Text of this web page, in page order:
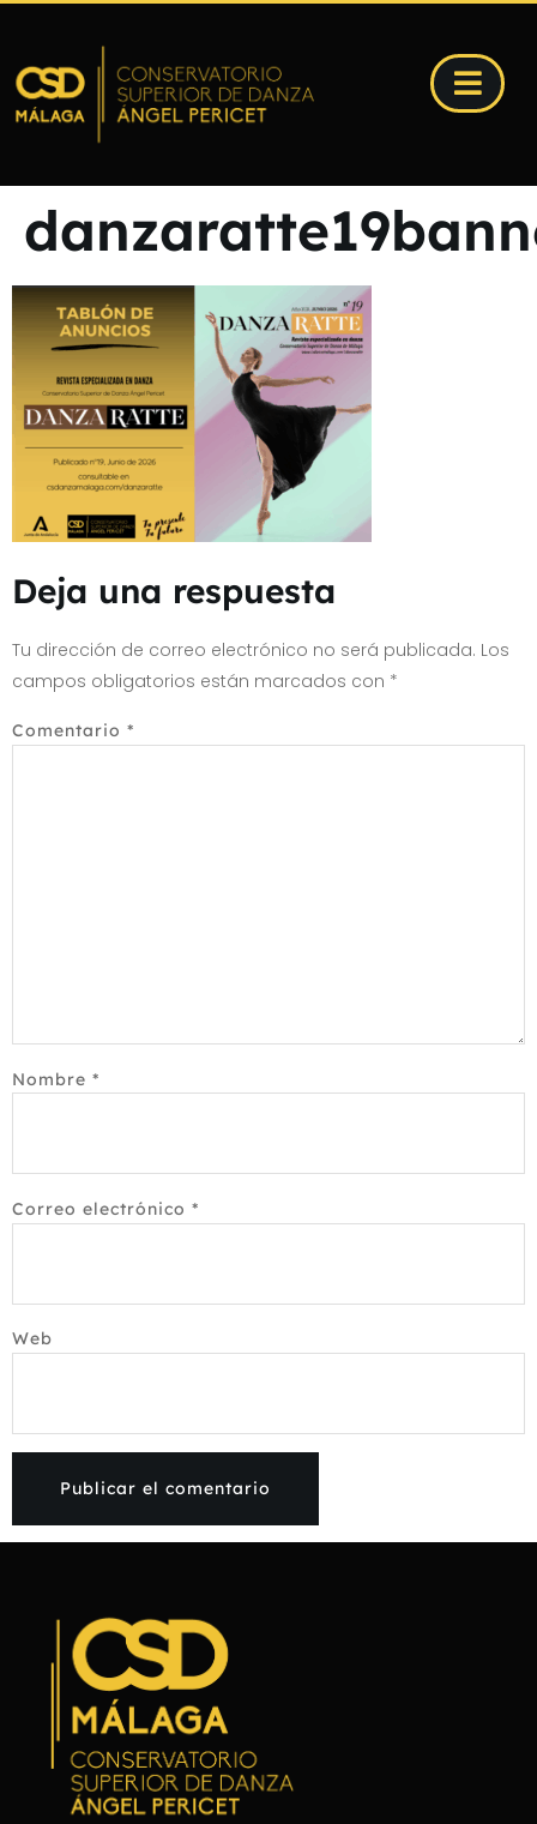
Deja una respuesta
Tu dirección de correo electrónico no será publicada. Los
campos obligatorios están marcados con *
Comentario *
Nombre *
Correo electrónico *
Web